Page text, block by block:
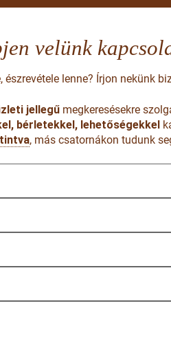
velünk
észrevétele lenne? Írjon nekünk
jellegűmegkeresésekre
bérletekkel, lehetőségekkel
, más csatornákon tudunk